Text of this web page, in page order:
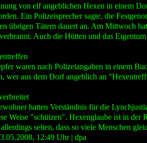
von elf angeblichen Hexen in einem
Ein Polizeisprecher sagte, die
übrigen Tätern dauert an. Am Mittwoch
Auch die Hütten und das
waren nach Polizeiangaben in einem
wer aus dem Dorf angeblich an
hatten Verständnis für die
Weise "schützen". Hexenglaube ist in
selten, dass so viele Menschen
12:49 Uhr | dpa